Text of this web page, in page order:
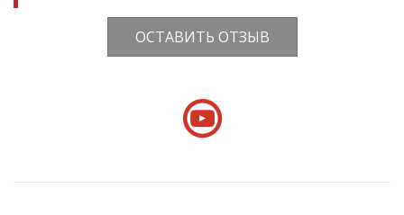
ОСТАВИТЬ ОТЗЫВ